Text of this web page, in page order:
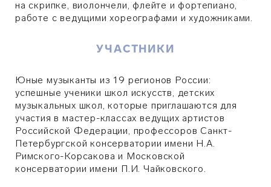
на скрипке, виолончели, флейте и фортепиано,
работе с ведущими хореографами и художниками.
УЧАСТНИКИ
Юные музыканты из 19 регионов России:
успешные ученики школ искусств, детских
музыкальных школ, которые приглашаются для
участия в мастер-классах ведущих артистов
Российской Федерации, профессоров Санкт-
Петербургской консерватории имени Н.А.
Римского-Корсакова и Московской
консерватории имени П.И. Чайковского.